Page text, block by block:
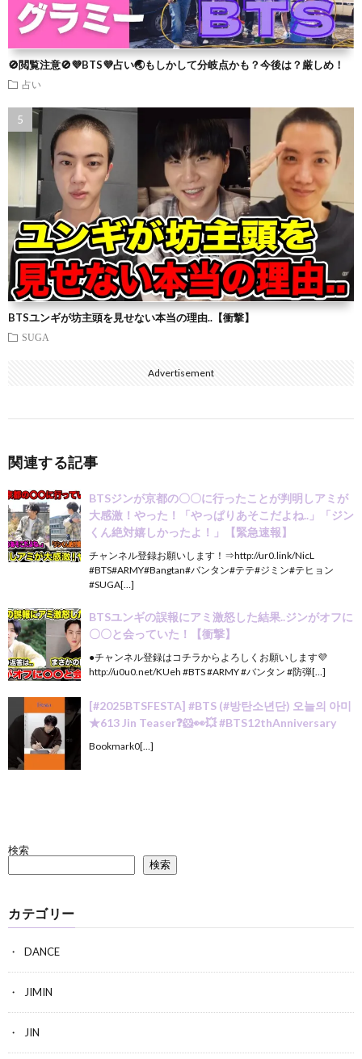
🚫閲覧注意🚫💜BTS💜占い🌏もしかして分岐点かも？今後は？厳しめ！
占い
BTSユンギが坊主頭を見せない本当の理由..【衝撃】
SUGA
Advertisement
関連する記事
BTSジンが京都の〇〇に行ったことが判明しアミが
大感激！やった！「やっぱりあそこだよね..」「ジン
くん絶対嬉しかったよ！」【緊急速報】
チャンネル登録お願いします！⇒http://ur0.link/NicL
#BTS#ARMY#Bangtan#バンタン#テテ#ジミン#テヒョン
#SUGA[…]
BTSユンギの誤報にアミ激怒した結果..ジンがオフに
〇〇と会っていた！【衝撃】
●チャンネル登録はコチラからよろしくお願いします💜
http://u0u0.net/KUeh #BTS #ARMY #バンタン #防弾[…]
[#2025BTSFESTA] #BTS (#방탄소년단) 오늘의 아미
★613 Jin Teaser❓🐹👀💥 #BTS12thAnniversary
Bookmark0[…]
検索
検索
カテゴリー
DANCE
JIMIN
JIN